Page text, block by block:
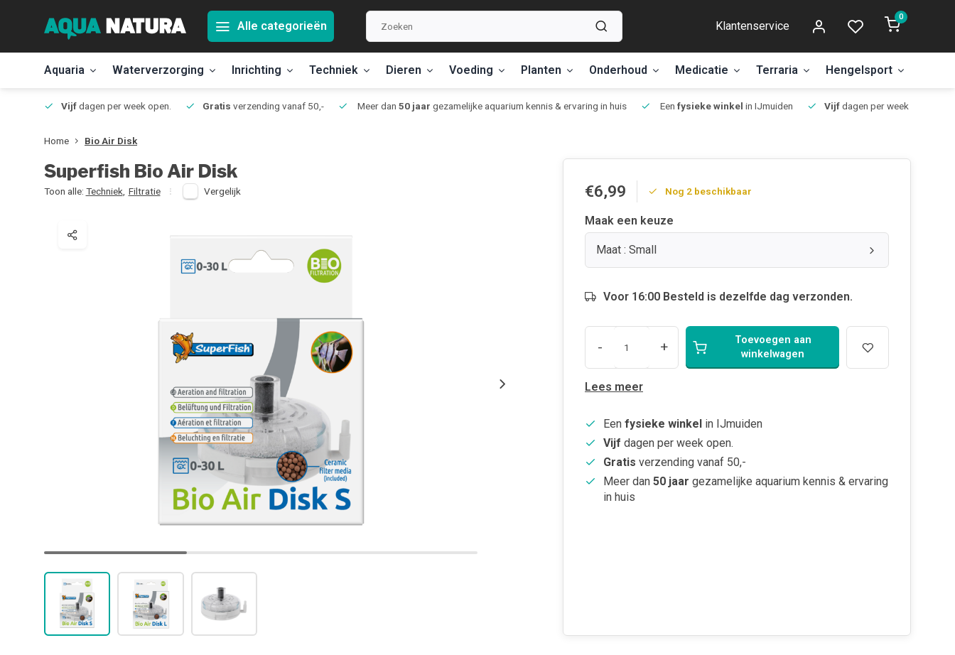
Alle categorieën Klantenservice
0
Aquaria Waterverzorging Inrichting Techniek Dieren Voeding Planten Onderhoud Medicatie Terraria Hengelsport
Vijfdagen per week open. Gratis verzending vanaf 50,- Meer dan 50 jaar gezamelijke aquarium kennis & ervaring in huis Een fysieke winkel in IJmuiden Vijfdagen per week open.
Home Bio Air Disk
Superfish Bio Air Disk
Toon alle: Techniek Filtratie Vergelijk €6,99 Nog 2 beschikbaar
Maak een keuze
Maat : Small
Voor 16:00 Besteld is dezelfde dag verzonden.
- +
Toevoegen aan
winkelwagen
Lees meer
Een fysieke winkel in IJmuiden
Vijf dagen per week open.
Gratis verzending vanaf 50,-
Meer dan 50 jaar gezamelijke aquarium kennis & ervaring
in huis